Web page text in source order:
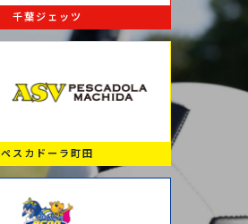
千葉ジェッツ
ペスカドーラ町田